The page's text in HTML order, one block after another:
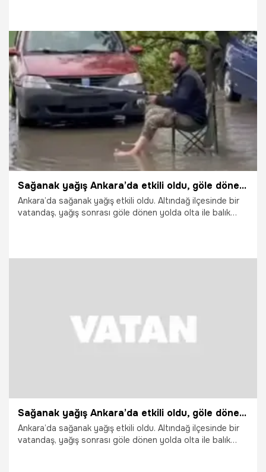
23.05.2026 Ankara
Sağanak yağış Ankara’da etkili oldu, göle dönen yolda olta ile balık tutmaya çalıştı
Ankara’da sağanak yağış etkili oldu. Altındağ ilçesinde bir
vatandaş, yağış sonrası göle dönen yolda olta ile balık
Sağanak yağış Ankara’da etkili oldu, göle dönen yolda olta ile balık tutmaya çalıştı
Ankara’da sağanak yağış etkili oldu. Altındağ ilçesinde bir
vatandaş, yağış sonrası göle dönen yolda olta ile balık